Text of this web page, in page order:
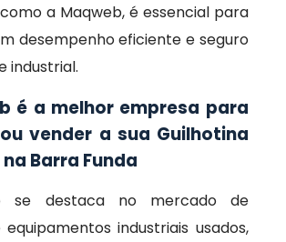
a Maqweb, é essencial para
desempenho eficiente e seguro
industrial.
é a melhor empresa para
vender a sua Guilhotina
Barra Funda
se destaca no mercado de
industriais usados,